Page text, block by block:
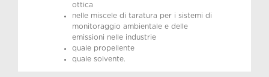
ottica
nelle miscele di taratura per i sistemi di
monitoraggio ambientale e delle
emissioni nelle industrie
quale propellente
quale solvente.